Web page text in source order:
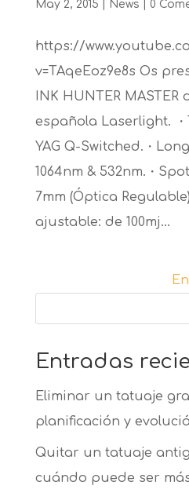
May 2, 2015 News 0
https://
v=TAqeEoz9e8s Os
INK HUNTER
española Laserlight.
YAG Q-Switched.・
1064nm & 532nm.・
7mm (Óptica
ajustable: de 100mj...
Entradas
Eliminar un tatuaje
planificación y
Quitar un tatuaje
cuándo puede ser